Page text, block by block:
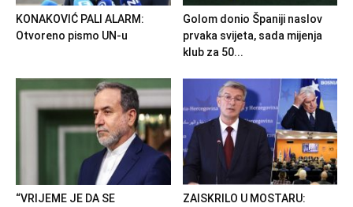
KONAKOVIĆ PALI ALARM:
Otvoreno pismo UN-u
Golom donio Španiji naslov
prvaka svijeta, sada mijenja
klub za 50...
“VRIJEME JE DA SE
ZAISKRILO U MOSTARU: